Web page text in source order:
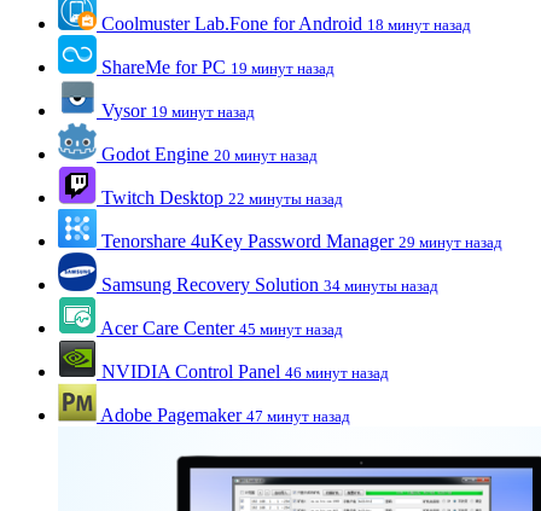
Coolmuster Lab.Fone for Android 18 минут назад
ShareMe for PC 19 минут назад
Vysor 19 минут назад
Godot Engine 20 минут назад
Twitch Desktop 22 минуты назад
Tenorshare 4uKey Password Manager 29 минут назад
Samsung Recovery Solution 34 минуты назад
Acer Care Center 45 минут назад
NVIDIA Control Panel 46 минут назад
Adobe Pagemaker 47 минут назад